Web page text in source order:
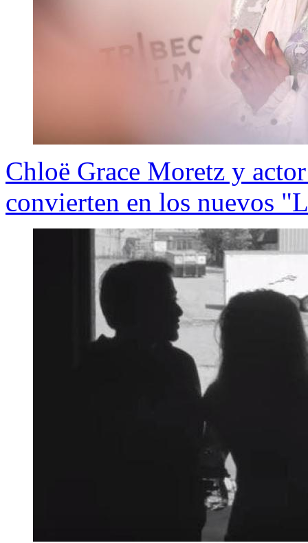
Chloë Grace Moretz y
convierten en los nuevos